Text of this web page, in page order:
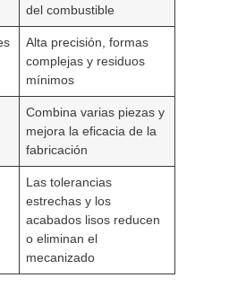
del combustible
Alta precisión, formas
complejas y residuos
mínimos
Combina varias piezas y
mejora la eficacia de la
fabricación
Las tolerancias
estrechas y los
acabados lisos reducen
o eliminan el
mecanizado